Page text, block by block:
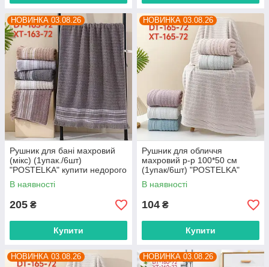
НОВИНКА 03.08.26
Рушник для бані махровий
(мікс) (1упак./6шт)
"POSTELKA" купити недорого
від прямого постачальника
В наявності
205 ₴
Купити
НОВИНКА 03.08.26
Рушник для обличчя
махровий р-р 100*50 см
(1упак/6шт) "POSTELKA"
недорого від прямого
постачальника
В наявності
104 ₴
Купити
НОВИНКА 03.08.26 НОВИНКА 03.08.26